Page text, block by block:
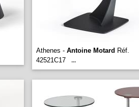
Athenes - Antoine Motard Réf.
42521C17
...